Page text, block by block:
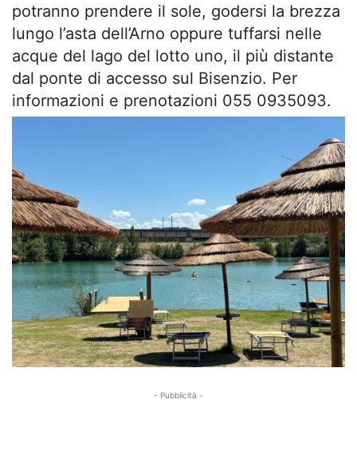
potranno prendere il sole, godersi la brezza
lungo l’asta dell’Arno oppure tuffarsi nelle
acque del lago del lotto uno, il più distante
dal ponte di accesso sul Bisenzio. Per
informazioni e prenotazioni 055 0935093.
- Pubblicità -